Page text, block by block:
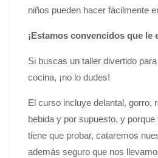
niños pueden hacer fácilmente
¡Estamos convencidos que le
Si buscas un taller divertido
cocina, ¡no lo dudes!
El curso incluye delantal, gorro,
bebida y por supuesto, y
tiene que probar, cataremos
además seguro que nos